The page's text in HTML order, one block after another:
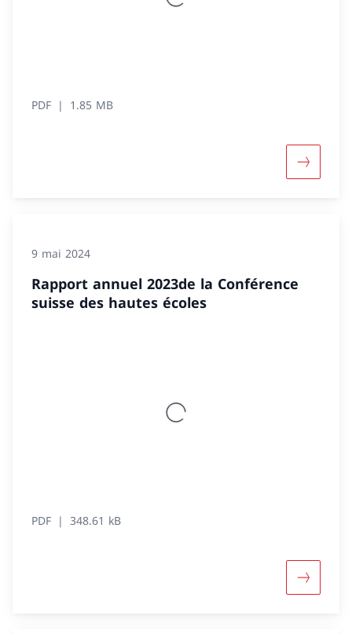
PDF 1.85 MB
9 mai 2024
Rapport annuel 2023de la Conférence
suisse des hautes écoles
PDF 348.61 kB